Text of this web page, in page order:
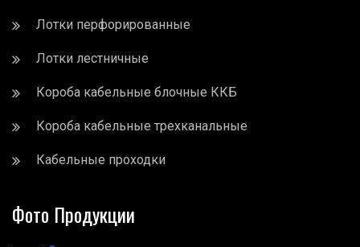
Лотки перфорированные
Лотки лестничные
Короба кабельные блочные ККБ
Короба кабельные трехканальные
Кабельные проходки
Фото Продукции